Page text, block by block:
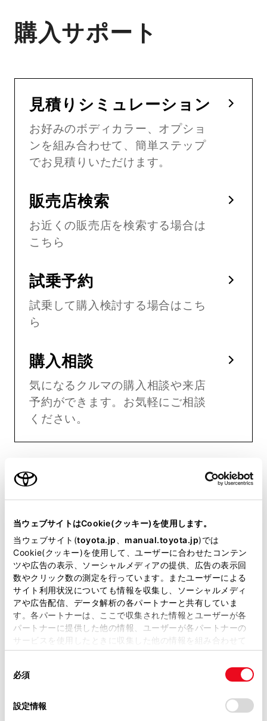
当ウェブサイトはCookie(クッキー)を使用します。
当ウェブサイト(toyota.jp manual.toyota.jp)では
Cookie(クッキー)を使用して、ユーザーに合わせたコンテン
ツや広告の表示、ソーシャルメディアの提供、広告の表示回
数やクリック数の測定を行っています。またユーザーによる
サイト利用状況についても情報を収集し、ソーシャルメディ
アや広告配信、データ解析の各パートナーと共有していま
す。各パートナーは、ここで収集された情報とユーザーが各
パートナーに提供した他の情報、ユーザーが各パートナーの
サービスを使用したときに収集した他の情報を組み合わせて
使用することがあります。当ウェブサイトの使用を続行する
デバイスにすべてのCookie(クッキー)が保存されることに同
意したことになります。Cookie(クッキー)のオプトアウト、
必須
設定情報
購入サポート
見積りシミュレーション
お好みのボディカラー、オプショ
ンを組み合わせて、簡単ステップ
でお見積りいただけます。
販売店検索
お近くの販売店を検索する場合は
こちら
試乗予約
試乗して購入検討する場合はこち
ら
購入相談
気になるクルマの購入相談や来店
予約ができます。お気軽にご相談
ください。
減税・補助金とは
エコカー減税
排出ガス性能及び燃費性能に優れ
た自動車に対して、それらの性能
に応じて、自動車重量税を軽減す
減税対象車について、下記適用期
間中に対象車両の新車新規登録等